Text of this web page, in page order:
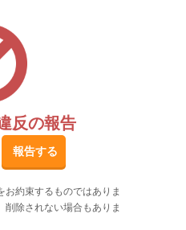
反の報告
お約束するものではありま
除されない場合もありま